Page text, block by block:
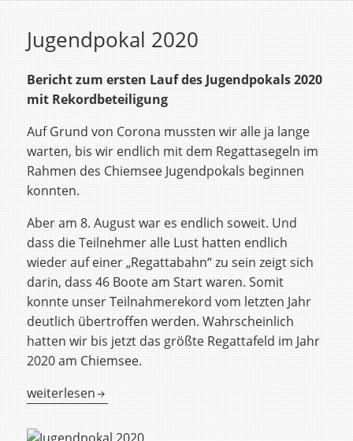
Jugendpokal 2020
Bericht zum ersten Lauf des Jugendpokals 2020
mit Rekordbeteiligung
Auf Grund von Corona mussten wir alle ja lange
warten, bis wir endlich mit dem Regattasegeln im
Rahmen des Chiemsee Jugendpokals beginnen
konnten.
Aber am 8. August war es endlich soweit. Und
dass die Teilnehmer alle Lust hatten endlich
wieder auf einer „Regattabahn“ zu sein zeigt sich
darin, dass 46 Boote am Start waren. Somit
konnte unser Teilnahmerekord vom letzten Jahr
deutlich übertroffen werden. Wahrscheinlich
hatten wir bis jetzt das größte Regattafeld im Jahr
2020 am Chiemsee.
Jugendpokal 2020
weiterlesen